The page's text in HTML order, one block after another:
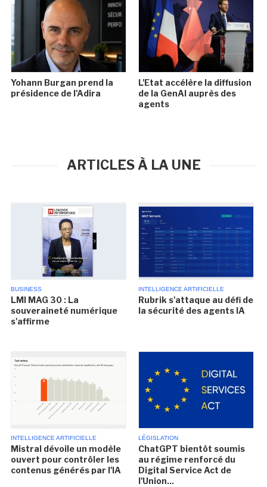
Yohann Burgan prend la
présidence de l'Adira
L'Etat accélère la diffusion
de la GenAI auprès des
agents
ARTICLES À LA UNE
BUSINESS
LMI MAG 30 : La
souveraineté numérique
s'affirme
INTELLIGENCE ARTIFICIELLE
Rubrik s'attaque au défi de
la sécurité des agents IA
INTELLIGENCE ARTIFICIELLE
Mistral dévoile un modèle
ouvert pour contrôler les
contenus générés par l'IA
LÉGISLATION
ChatGPT bientôt soumis
au régime renforcé du
Digital Service Act de
l'Union...